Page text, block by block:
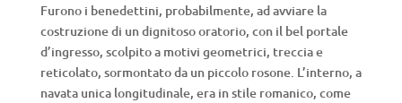
Furono i benedettini, probabilmente, ad avviare la
costruzione di un dignitoso oratorio, con il bel portale
d’ingresso, scolpito a motivi geometrici, treccia e
reticolato, sormontato da un piccolo rosone. L’interno, a
navata unica longitudinale, era in stile romanico, come